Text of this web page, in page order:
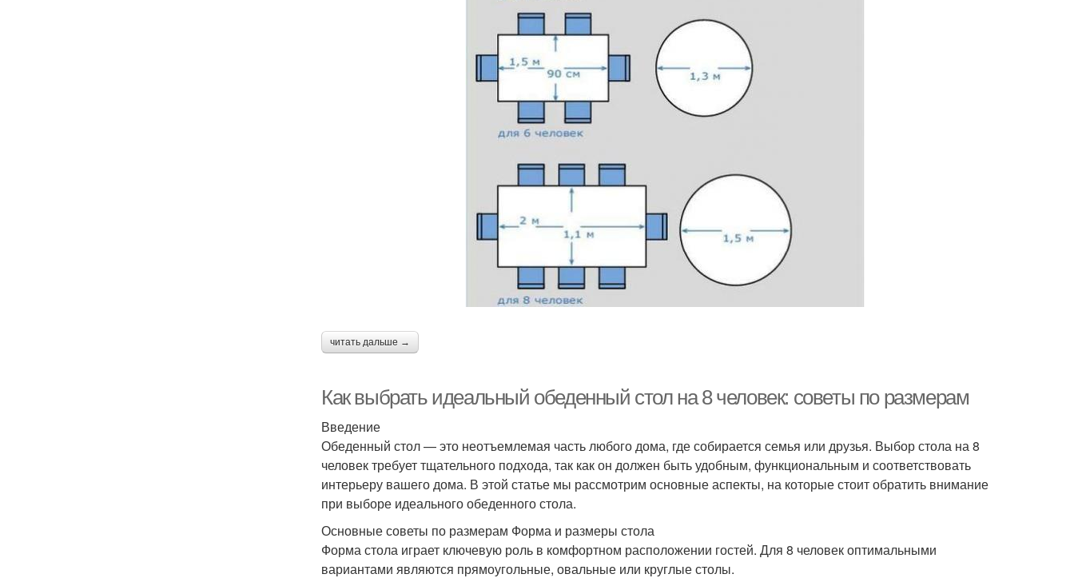
читать дальше →
Как выбрать идеальный обеденный стол на 8 человек: советы по размерам
Введение
Обеденный стол — это неотъемлемая часть любого дома, где собирается семья или друзья. Выбор стола на 8
человек требует тщательного подхода, так как он должен быть удобным, функциональным и соответствовать
интерьеру вашего дома. В этой статье мы рассмотрим основные аспекты, на которые стоит обратить внимание
при выборе идеального обеденного стола.
Основные советы по размерам Форма и размеры стола
Форма стола играет ключевую роль в комфортном расположении гостей. Для 8 человек оптимальными
вариантами являются прямоугольные, овальные или круглые столы.